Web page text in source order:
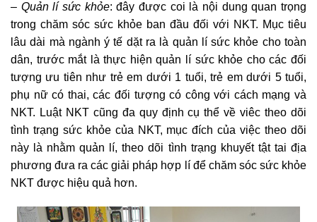
– Quản lí sức khỏe: đây được coi là nội dung quan trọng
trong chăm sóc sức khỏe ban đầu đối với NKT. Mục tiêu
lâu dài mà ngành ý tế dặt ra là quản lí sức khỏe cho toàn
dân, trước mắt là thực hiện quản lí sức khỏe cho các đối
tượng ưu tiên như trẻ em dưới 1 tuổi, trẻ em dưới 5 tuổi,
phụ nữ có thai, các đối tượng có công với cách mạng và
NKT. Luật NKT cũng đa quy định cụ thể về viêc theo dõi
tình trạng sức khỏe của NKT, mục đích của việc theo dõi
này là nhằm quản lí, theo dõi tình trạng khuyết tật tai địa
phương đưa ra các giải pháp hợp lí để chăm sóc sức khỏe
NKT được hiệu quả hơn.